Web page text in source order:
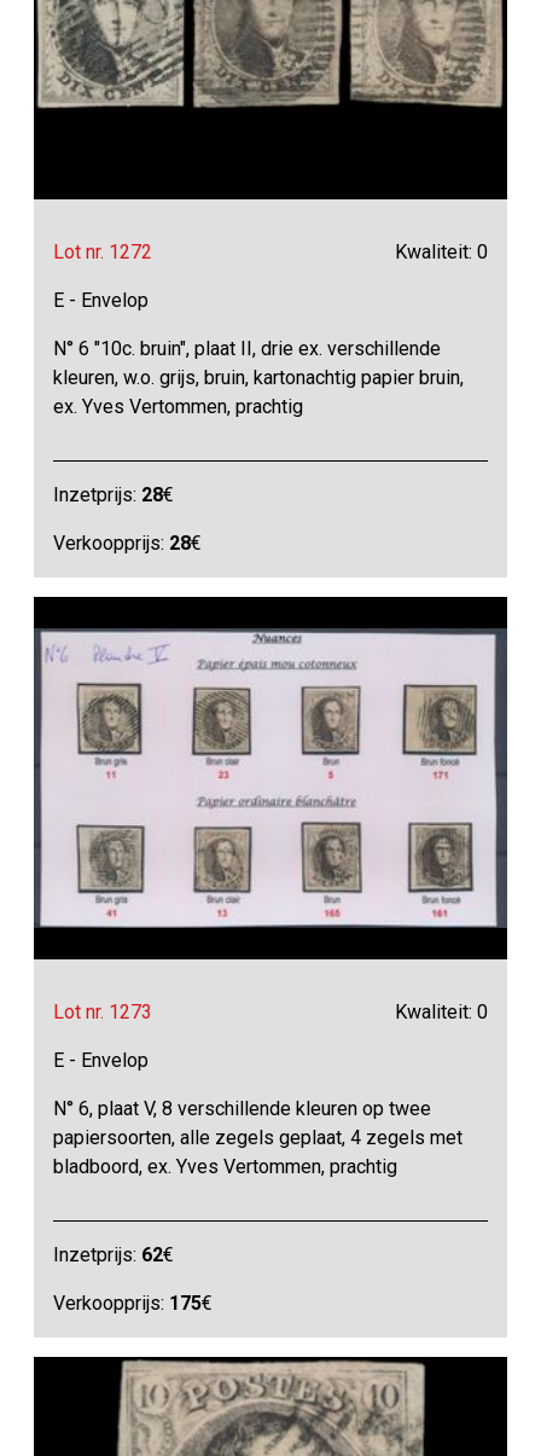
Lot nr. 1272 Kwaliteit: 0
E - Envelop
N° 6 "10c. bruin", plaat II, drie ex. verschillende
kleuren, w.o. grijs, bruin, kartonachtig papier bruin,
ex. Yves Vertommen, prachtig
Inzetprijs: 28€
Verkoopprijs: 28€
Lot nr. 1273 Kwaliteit: 0
E - Envelop
N° 6, plaat V, 8 verschillende kleuren op twee
papiersoorten, alle zegels geplaat, 4 zegels met
bladboord, ex. Yves Vertommen, prachtig
Inzetprijs: 62€
Verkoopprijs: 175€